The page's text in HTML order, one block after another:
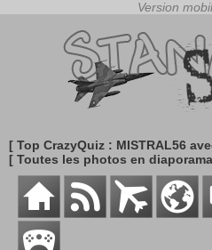
[ Top CrazyQuiz : MISTRAL56
[ Toutes les photos en